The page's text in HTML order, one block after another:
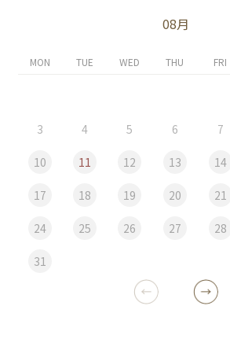
08月
MON TUE WED THU FRI
3 4 5 6 7
10 11 12 13 14
17 18 19 20 21
24 25 26 27 28
31